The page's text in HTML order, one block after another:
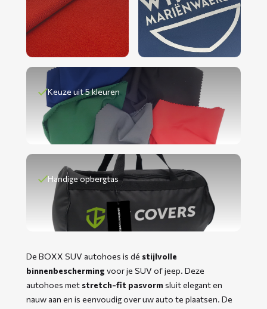
Keuze uit 5 kleuren
Handige opbergtas
De BOXX SUV autohoes is dé stijlvolle
binnenbescherming voor je SUV of jeep. Deze
autohoes met stretch-fit pasvorm sluit elegant en
nauw aan en is eenvoudig over uw auto te plaatsen. De